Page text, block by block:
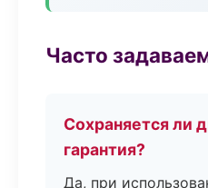
Часто
Сохраняется ли
гарантия?
Да, при